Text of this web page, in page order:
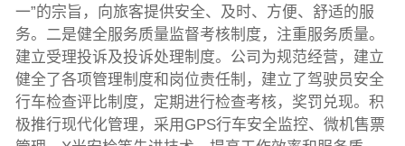
一”的宗旨，向旅客提供安全、及时、方便、舒适的服
务。二是健全服务质量监督考核制度，注重服务质量。
建立受理投诉及投诉处理制度。公司为规范经营，建立
健全了各项管理制度和岗位责任制，建立了驾驶员安全
行车检查评比制度，定期进行检查考核，奖罚兑现。积
极推行现代化管理，采用GPS行车安全监控、微机售票